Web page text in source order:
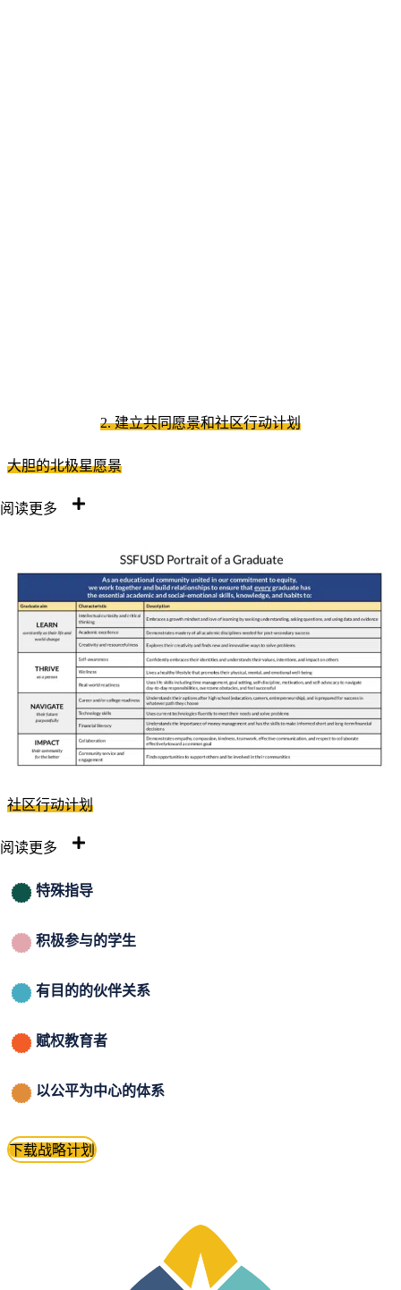
2. 建立共同愿景和社区行动计划
大胆的北极星愿景
阅读更多
社区行动计划
阅读更多
特殊指导
积极参与的学生
有目的的伙伴关系
赋权教育者
以公平为中心的体系
下载战略计划